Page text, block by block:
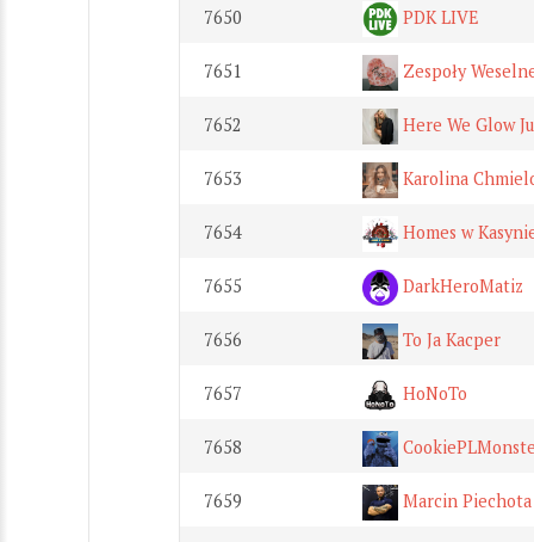
7650 PDK LIVE
7651 Zespoły
7652 Here We Glow
7653 Karolina
7654 Homes w
7655 DarkHeroMatiz
7656 To Ja Kacper
7657 HoNoTo
7658
7659 Marcin Piechota